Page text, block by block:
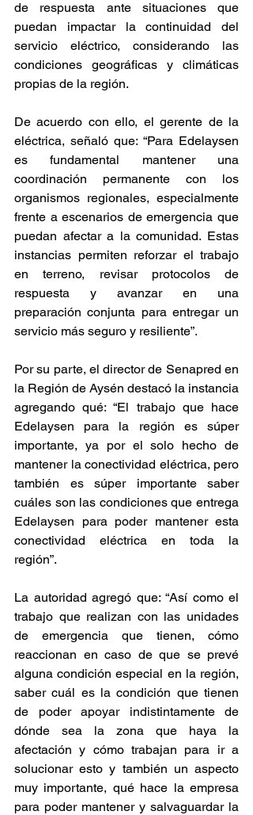
de respuesta ante situaciones que
puedan impactar la continuidad del
servicio eléctrico, considerando las
condiciones geográficas y climáticas
propias de la región.
De acuerdo con ello, el gerente de la
eléctrica, señaló que: “Para Edelaysen
es fundamental mantener una
coordinación permanente con los
organismos regionales, especialmente
frente a escenarios de emergencia que
puedan afectar a la comunidad. Estas
instancias permiten reforzar el trabajo
en terreno, revisar protocolos de
respuesta y avanzar en una
preparación conjunta para entregar un
servicio más seguro y resiliente”.
Por su parte, el director de Senapred en
la Región de Aysén destacó la instancia
agregando qué: “El trabajo que hace
Edelaysen para la región es súper
importante, ya por el solo hecho de
mantener la conectividad eléctrica, pero
también es súper importante saber
cuáles son las condiciones que entrega
Edelaysen para poder mantener esta
conectividad eléctrica en toda la
región”.
La autoridad agregó que: “Así como el
trabajo que realizan con las unidades
de emergencia que tienen, cómo
reaccionan en caso de que se prevé
alguna condición especial en la región,
saber cuál es la condición que tienen
de poder apoyar indistintamente de
dónde sea la zona que haya la
afectación y cómo trabajan para ir a
solucionar esto y también un aspecto
muy importante, qué hace la empresa
para poder mantener y salvaguardar la